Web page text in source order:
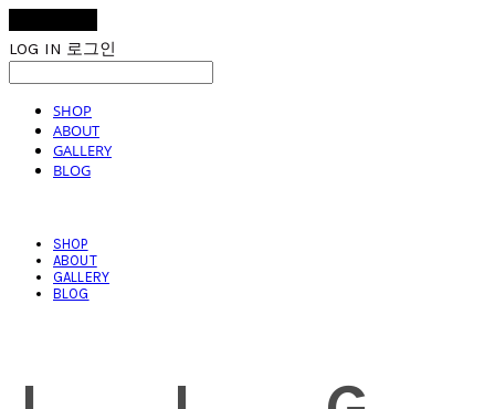
LOG IN 로그인
SHOP
ABOUT
GALLERY
BLOG
SHOP
ABOUT
GALLERY
BLOG